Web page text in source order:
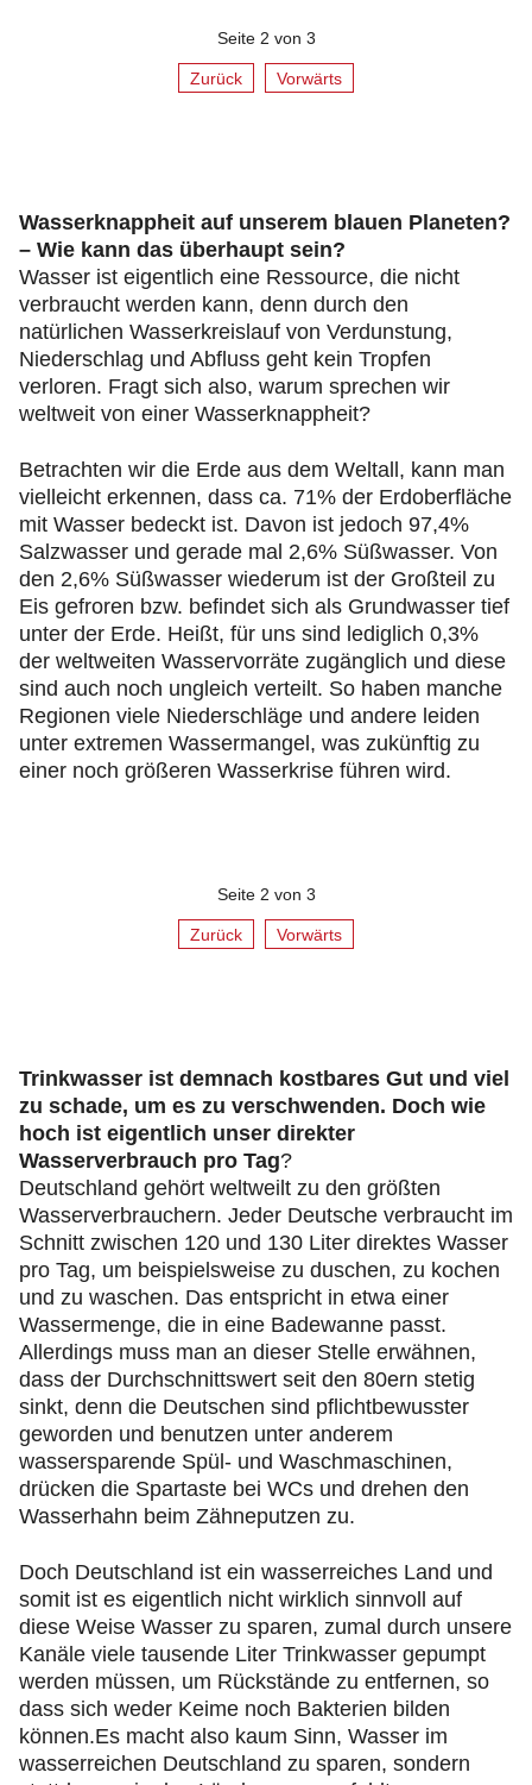
Seite 2 von 3
Zurück Vorwärts
Wasserknappheit auf unserem blauen Planeten?
– Wie kann das überhaupt sein?
Wasser ist eigentlich eine Ressource, die nicht
verbraucht werden kann, denn durch den
natürlichen Wasserkreislauf von Verdunstung,
Niederschlag und Abfluss geht kein Tropfen
verloren. Fragt sich also, warum sprechen wir
weltweit von einer Wasserknappheit?
Betrachten wir die Erde aus dem Weltall, kann man
vielleicht erkennen, dass ca. 71% der Erdoberfläche
mit Wasser bedeckt ist. Davon ist jedoch 97,4%
Salzwasser und gerade mal 2,6% Süßwasser. Von
den 2,6% Süßwasser wiederum ist der Großteil zu
Eis gefroren bzw. befindet sich als Grundwasser tief
unter der Erde. Heißt, für uns sind lediglich 0,3%
der weltweiten Wasservorräte zugänglich und diese
sind auch noch ungleich verteilt. So haben manche
Regionen viele Niederschläge und andere leiden
unter extremen Wassermangel, was zukünftig zu
einer noch größeren Wasserkrise führen wird.
Seite 2 von 3
Zurück Vorwärts
Trinkwasser ist demnach kostbares Gut und viel
zu schade, um es zu verschwenden. Doch wie
hoch ist eigentlich unser direkter
Wasserverbrauch pro Tag?
Deutschland gehört weltweilt zu den größten
Wasserverbrauchern. Jeder Deutsche verbraucht im
Schnitt zwischen 120 und 130 Liter direktes Wasser
pro Tag, um beispielsweise zu duschen, zu kochen
und zu waschen. Das entspricht in etwa einer
Wassermenge, die in eine Badewanne passt.
Allerdings muss man an dieser Stelle erwähnen,
dass der Durchschnittswert seit den 80ern stetig
sinkt, denn die Deutschen sind pflichtbewusster
geworden und benutzen unter anderem
wassersparende Spül- und Waschmaschinen,
drücken die Spartaste bei WCs und drehen den
Wasserhahn beim Zähneputzen zu.
Doch Deutschland ist ein wasserreiches Land und
somit ist es eigentlich nicht wirklich sinnvoll auf
diese Weise Wasser zu sparen, zumal durch unsere
Kanäle viele tausende Liter Trinkwasser gepumpt
werden müssen, um Rückstände zu entfernen, so
dass sich weder Keime noch Bakterien bilden
können.Es macht also kaum Sinn, Wasser im
wasserreichen Deutschland zu sparen, sondern